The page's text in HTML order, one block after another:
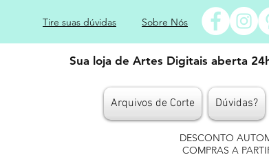
Tire suas dúvidas Sobre Nós
Sua loja de Artes Digitais aberta
Arquivos de Corte Dúvidas?
DESCONTO
COMPRAS A